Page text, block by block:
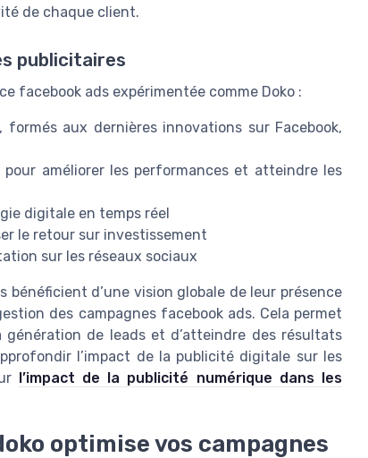
de chaque client.
publicitaires
facebook ads expérimentée comme Doko :
aux dernières innovations sur Facebook,
améliorer les performances et atteindre les
digitale en temps réel
le retour sur investissement
sur les réseaux sociaux
bénéficient d’une vision globale de leur présence
des campagnes facebook ads. Cela permet
de leads et d’atteindre des résultats
l’impact de la publicité digitale sur les
l’impact de la publicité numérique dans les
optimise vos campagnes